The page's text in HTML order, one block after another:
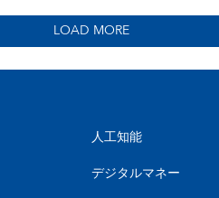
LOAD MORE
人工知能
デジタルマネー